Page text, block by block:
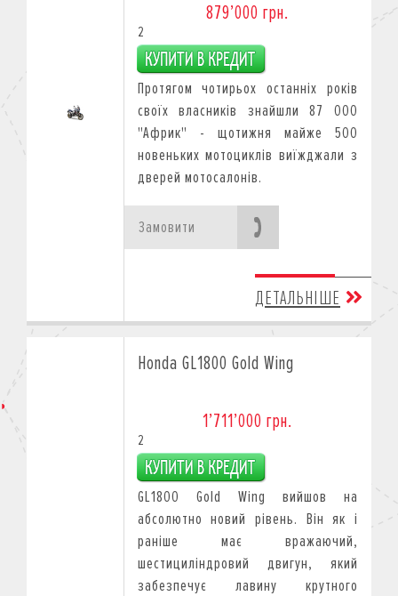
879’000 грн.
2
Протягом чотирьох останніх років
своїх власників знайшли 87 000
"Африк" - щотижня майже 500
новеньких мотоциклів виїжджали з
дверей мотосалонів.
Замовити
ДЕТАЛЬНІШЕ
Honda GL1800 Gold Wing
1’711’000 грн.
2
GL1800 Gold Wing вийшов на
абсолютно новий рівень. Він як і
раніше має вражаючий,
шестициліндровий двигун, який
забезпечує лавину крутного